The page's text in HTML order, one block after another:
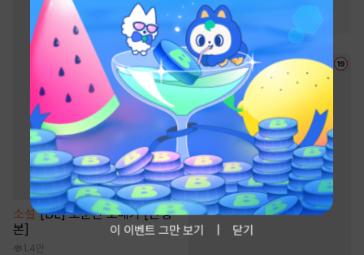
소설 [BL] 소문난 오메가 [단행
본]
1.4만
#소유욕/집착
이 이벤트 그만 보기 닫기